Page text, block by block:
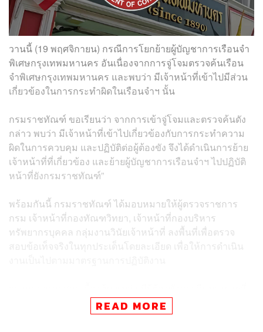
วานนี้ (19 พฤศจิกายน) กรณีการโยกย้ายผู้บัญชาการเรือนจำ
พิเศษกรุงเทพมหานคร อันเนื่องจากการจู่โจมตรวจค้นเรือน
จำพิเศษกรุงเทพมหานคร และพบว่า มีเจ้าหน้าที่เข้าไปมีส่วน
เกี่ยวข้องในการกระทำผิดในเรือนจำฯ นั้น
กรมราชทัณฑ์ ขอเรียนว่า จากการเข้าจู่โจมและตรวจค้นดัง
กล่าว พบว่า มีเจ้าหน้าที่เข้าไปเกี่ยวข้องกับการกระทำความ
ผิดในการควบคุม และปฏิบัติต่อผู้ต้องขัง จึงได้ดำเนินการย้าย
เจ้าหน้าที่ที่เกี่ยวข้อง และย้ายผู้บัญชาการเรือนจำฯ ไปปฏิบัติ
หน้าที่ยังกรมราชทัณฑ์”
พร้อมกันนี้ กรมราชทัณฑ์ ได้มอบหมายให้ผู้ตรวจราชการ
กรม เจ้าหน้าที่กองทัณฑวิทยา, เจ้าหน้าที่กองบริหาร
ทรัพยากรบุคคล กลุ่มงานวินัยเจ้าหน้าที่ ลงพื้นที่เพื่อตรวจ
สอบข้อเท็จจริงในทุกประเด็นโดยละเอียด เพื่อให้การดำเนิน
มีอิทธิพลเหนือผู้ต้องขังรายอื่นภายในเรือนจำฯ สร้างความไม่
พอใจให้กับผู้ต้องขังชาวไทย จึงมีผู้แจ้งเบาะแสมายังกรม
READ MORE